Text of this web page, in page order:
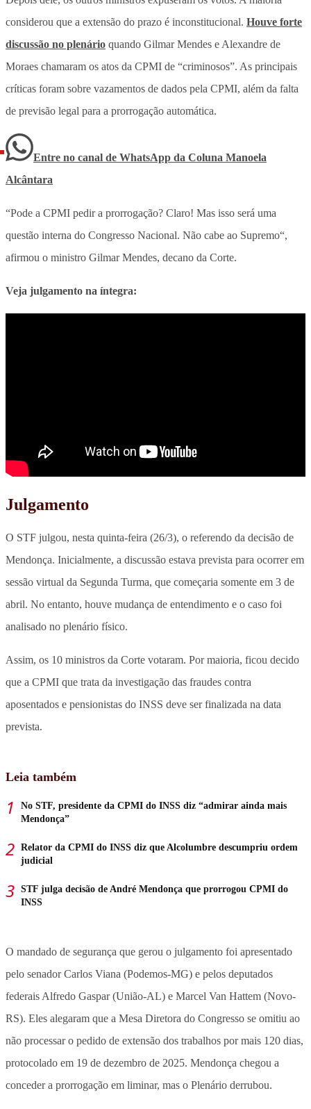
considerou que a extensão do prazo é inconstitucional. Houve forte
discussão no plenário quando Gilmar Mendes e Alexandre de
Moraes chamaram os atos da CPMI de “criminosos”. As principais
críticas foram sobre vazamentos de dados pela CPMI, além da falta
de previsão legal para a prorrogação automática.
Entre no canal de WhatsApp da Coluna Manoela
Alcântara
“Pode a CPMI pedir a prorrogação? Claro! Mas isso será uma
questão interna do Congresso Nacional. Não cabe ao Supremo“,
afirmou o ministro Gilmar Mendes, decano da Corte.
Veja julgamento na íntegra:
Julgamento
O STF julgou, nesta quinta-feira (26/3), o referendo da decisão de
Mendonça. Inicialmente, a discussão estava prevista para ocorrer em
sessão virtual da Segunda Turma, que começaria somente em 3 de
abril. No entanto, houve mudança de entendimento e o caso foi
analisado no plenário físico.
Assim, os 10 ministros da Corte votaram. Por maioria, ficou decido
que a CPMI que trata da investigação das fraudes contra
aposentados e pensionistas do INSS deve ser finalizada na data
prevista.
Leia também
No STF, presidente da CPMI do INSS diz “admirar ainda mais
Mendonça”
Relator da CPMI do INSS diz que Alcolumbre descumpriu ordem
judicial
STF julga decisão de André Mendonça que prorrogou CPMI do
INSS
O mandado de segurança que gerou o julgamento foi apresentado
pelo senador Carlos Viana (Podemos-MG) e pelos deputados
federais Alfredo Gaspar (União-AL) e Marcel Van Hattem (Novo-
RS). Eles alegaram que a Mesa Diretora do Congresso se omitiu ao
não processar o pedido de extensão dos trabalhos por mais 120 dias,
protocolado em 19 de dezembro de 2025. Mendonça chegou a
conceder a prorrogação em liminar, mas o Plenário derrubou.